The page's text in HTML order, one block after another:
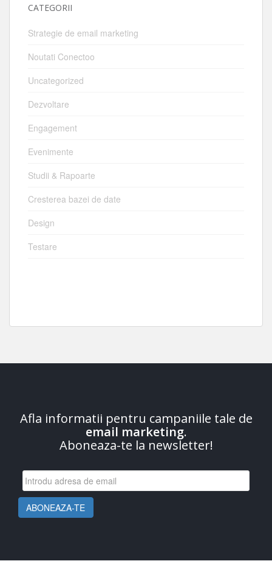
CATEGORII
Strategie de email marketing
Noutati Conectoo
Uncategorized
Dezvoltare
Engagement
Evenimente
Studii & Rapoarte
Cresterea bazei de date
Design
Testare
Afla informatii pentru campaniile tale de
email marketing.
Aboneaza-te la newsletter!